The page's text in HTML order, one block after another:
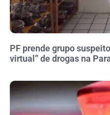
PF prende grupo
virtual” de drogas na